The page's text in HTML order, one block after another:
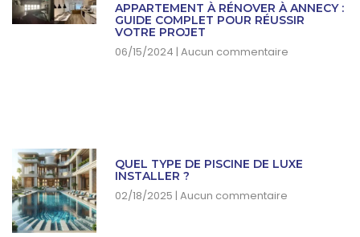
APPARTEMENT À RÉNOVER À ANNECY :
GUIDE COMPLET POUR RÉUSSIR
VOTRE PROJET
06/15/2024 Aucun commentaire
QUEL TYPE DE PISCINE DE LUXE
INSTALLER ?
02/18/2025 Aucun commentaire